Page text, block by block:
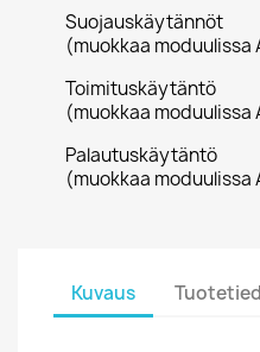
Suojauskäytännöt
(muokkaa
Toimituskäytäntö
(muokkaa
Palautuskäytäntö
(muokkaa
Kuvaus